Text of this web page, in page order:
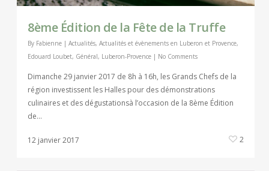
8ème Édition de la Fête de la Truffe
By Fabienne | Actualités, Actualités et évènements en Luberon et Provence,
Edouard Loubet, Général, Luberon-Provence | No Comments
Dimanche 29 janvier 2017 de 8h à 16h, les Grands Chefs de la
région investissent les Halles pour des démonstrations
culinaires et des dégustationsà l’occasion de la 8ème Édition
de…
12 janvier 2017 2